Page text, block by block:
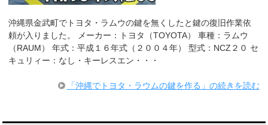
沖縄県金武町でトヨタ・ラムウの鍵を無くしたと鍵の復旧作業依
頼が入りました。 メーカー：トヨタ（TOYOTA） 車種：ラムウ
（RAUM） 年式：平成１６年式（２００４年） 型式：NCZ２０ セ
キュリィー：なし・キーレスエン・・・
「沖縄でトヨタ・ラウムの鍵を作る」の続きを読む